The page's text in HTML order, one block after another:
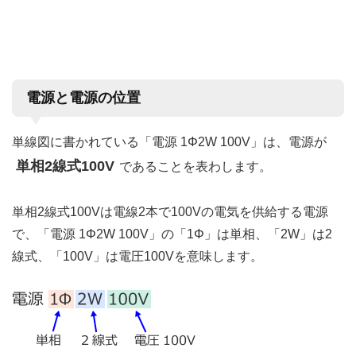
電源と電源の位置
単線図に書かれている「電源 1Φ2W 100V」は、電源が
単相2線式100V であることを表わします。
単相2線式100Vは電線2本で100Vの電気を供給する電源
で、「電源 1Φ2W 100V」の「1Φ」は単相、「2W」は2
線式、「100V」は電圧100Vを意味します。